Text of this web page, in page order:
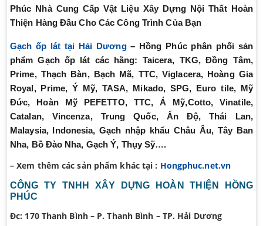
Phúc Nhà Cung Cấp Vật Liệu Xây Dựng Nội Thất Hoàn
Thiện Hàng Đầu Cho Các Công Trình Của Bạn
Gạch ốp lát tại Hải Dương– Hồng Phúc phân phối sản
phẩm Gạch ốp lát các hãng: Taicera, TKG, Đồng Tâm,
Prime, Thạch Bàn, Bạch Mã, TTC, Viglacera, Hoàng Gia
Royal, Prime, Ý Mỹ, TASA, Mikado, SPG, Euro tile, Mỹ
Đức, Hoàn Mỹ PEFETTO, TTC, Á Mỹ,Cotto, Vinatile,
Catalan, Vincenza, Trung Quốc, Ấn Độ, Thái Lan,
Malaysia, Indonesia, Gạch nhập khẩu Châu Âu, Tây Ban
Nha, Bồ Đào Nha, Gạch Ý, Thụy Sỹ….
– Xem thêm các sản phẩm khác tại : Hongphuc.net.vn
CÔNG TY TNHH XÂY DỰNG HOÀN THIỆN HỒNG
PHÚC
Đc: 170 Thanh Bình – P. Thanh Bình – TP. Hải Dương